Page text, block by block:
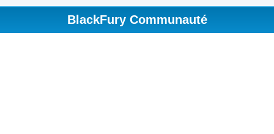
BlackFury Communauté